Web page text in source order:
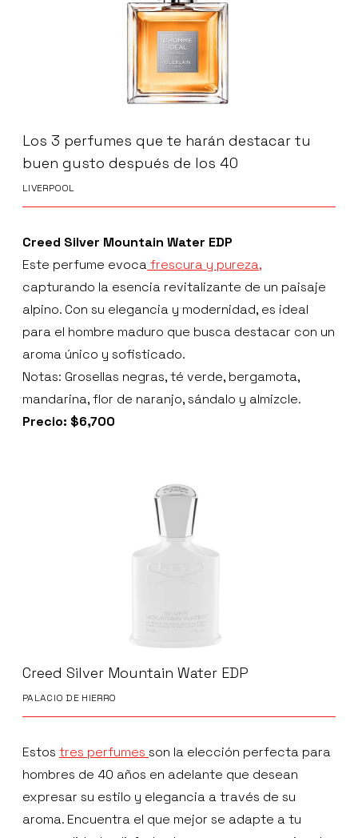
Los 3 perfumes que te harán destacar tu
buen gusto después de los 40
LIVERPOOL
Creed Silver Mountain Water EDP
Este perfume evocafrescura y pureza,
capturando la esencia revitalizante de un paisaje
alpino. Con su elegancia y modernidad, es ideal
para el hombre maduro que busca destacar con un
aroma único y sofisticado.
Notas: Grosellas negras, té verde, bergamota,
mandarina, flor de naranjo, sándalo y almizcle.
Precio: $6,700
Creed Silver Mountain Water EDP
PALACIO DE HIERRO
Estos tres perfumes son la elección perfecta para
hombres de 40 años en adelante que desean
expresar su estilo y elegancia a través de su
aroma. Encuentra el que mejor se adapte a tu